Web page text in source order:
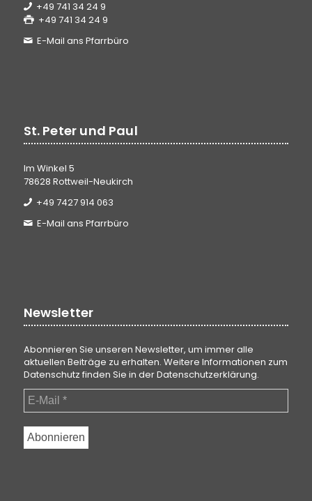
+49 741 34 24 9
+49 741 34 24 9
E-Mail ans Pfarrbüro
St. Peter und Paul
Im Winkel 5
78628 Rottweil-Neukirch
+49 7427 914 063
E-Mail ans Pfarrbüro
Newsletter
Abonnieren Sie unseren Newsletter, um immer alle
aktuellen Beiträge zu erhalten. Weitere Informationen zum
Datenschutz finden Sie in derDatenschutzerklärung.